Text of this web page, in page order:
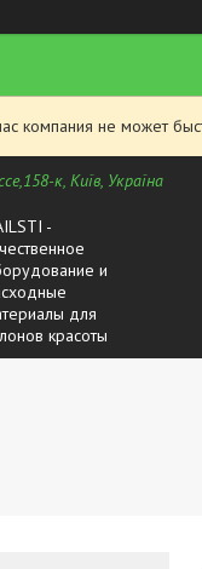
компания не может
к, Київ, Україна
-
и
для
красоты